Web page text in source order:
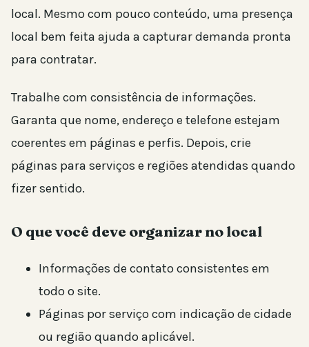
local. Mesmo com pouco conteúdo, uma presença
local bem feita ajuda a capturar demanda pronta
para contratar.
Trabalhe com consistência de informações.
Garanta que nome, endereço e telefone estejam
coerentes em páginas e perfis. Depois, crie
páginas para serviços e regiões atendidas quando
fizer sentido.
O que você deve organizar no local
Informações de contato consistentes em
todo o site.
Páginas por serviço com indicação de cidade
ou região quando aplicável.